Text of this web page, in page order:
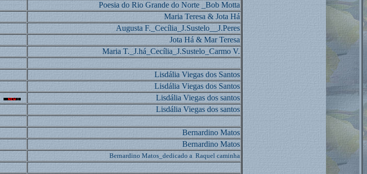
Poesia do Rio Grande do Norte _Bob Motta
Maria Teresa & Jota Há
Augusta F._Cecília_J.Sustelo__J.Peres
Jota Há & Mar Teresa
Maria T._J.há_Cecília_J.Sustelo_Carmo V.
Lisdália Viegas dos Santos
Lisdália Viegas dos Santos
Lisdália Viegas dos santos
Lisdália Viegas dos santos
Bernardino Matos
Bernardino Matos
Bernardino Matos_dedicado a Raquel caminha